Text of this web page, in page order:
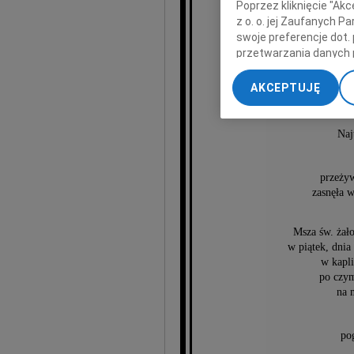
zasnęła
Msza św.
w piątek, dnia
w
po
na
Poprzez kliknięcie
z o. o. jej Zaufanych
swoje preferencje dot.
przetwarzania danych
„Ustawienia
My, nasi Zaufani
dokładnych danych
Przechowywanie
treści, badnie
AKCEPTUJĘ